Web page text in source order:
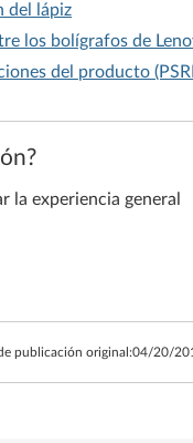
del lápiz
los bolígrafos de
del producto
la experiencia general
publicación original:04/20/